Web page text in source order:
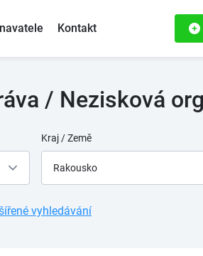
Kontakt
/ Nezisková
Kraj / Země
Rakousko
vyhledávání